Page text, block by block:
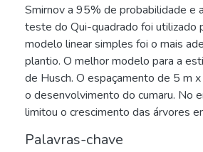
Smirnov a 95% de probabilidade e
teste do Qui-quadrado foi utilizado
modelo linear simples foi o mais
plantio. O melhor modelo para a
de Husch. O espaçamento de 5 m
o desenvolvimento do cumaru. No
limitou o crescimento das árvores
Palavras-chave